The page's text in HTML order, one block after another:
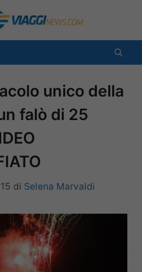
unico della
falò di 25
di Selena Marvaldi